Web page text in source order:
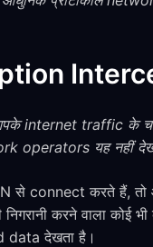
internet traffic के
operators यह नहीं देख
से connect करते हैं,
करने वाला
data देखता है।